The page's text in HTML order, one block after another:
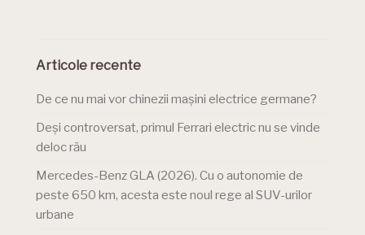
Articole recente
De ce nu mai vor chinezii mașini electrice germane?
Deși controversat, primul Ferrari electric nu se vinde
deloc rău
Mercedes-Benz GLA (2026). Cu o autonomie de
peste 650 km, acesta este noul rege al SUV-urilor
urbane